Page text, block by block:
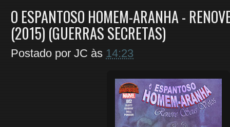
O ESPANTOSO HOMEM-ARANHA -
(2015) (GUERRAS SECRETAS)
Postado por JC às 14:23